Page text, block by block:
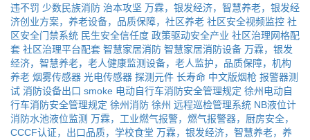
违不罚 少数民族消防 治本攻坚 万霖，银发经济，智慧养老，银发经
济创业方案，养老设备，品质保障，社区养老 社区安全视频监控 社
区安全门禁系统 民生安全信任度 政策驱动安全产业 社区治理网格配
套 社区治理平台配套 智慧家居消防 智慧家居消防设备 万霖，银发
经济，智慧养老，老人健康监测设备，老人监护，品质保障，机构
养老 烟雾传感器 光电传感器 探测元件 长寿命 中文版烟枪 报警器测
试 消防设备出口 smoke 电动自行车消防安全管理规定 徐州电动自
行车消防安全管理规定 徐州消防 徐州 远程巡检管理系统 NB液位计
消防水池液位监测 万霖，工业燃气报警，燃气报警器，厨房安全，
CCCF认证，出口品质，学校食堂 万霖，银发经济，智慧养老，养